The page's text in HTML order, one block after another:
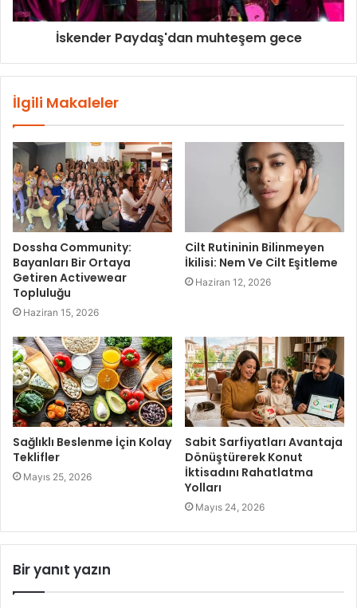
İskender Paydaş'dan muhteşem gece
İlgili Makaleler
Dossha Community:
Bayanları Bir Ortaya
Getiren Activewear
Topluluğu
Haziran 15, 2026
Cilt Rutininin Bilinmeyen
İkilisi: Nem Ve Cilt Eşitleme
Haziran 12, 2026
Sağlıklı Beslenme İçin Kolay
Teklifler
Mayıs 25, 2026
Sabit Sarfiyatları Avantaja
Dönüştürerek Konut
İktisadını Rahatlatma
Yolları
Mayıs 24, 2026
Bir yanıt yazın